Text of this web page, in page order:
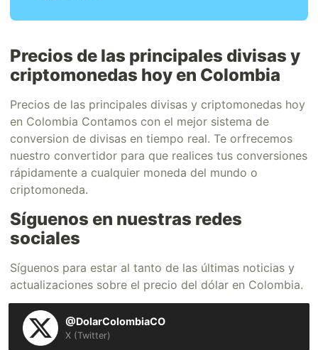
Precios de las principales divisas y
criptomonedas hoy en Colombia
Precios de las principales divisas y criptomonedas hoy
en Colombia Contamos con el mejor sistema de
conversion de divisas en tiempo real. Te orfrecemos
nuestro convertidor para que realices tus conversiones
rápidamente a cualquier moneda del mundo o
criptomoneda.
Síguenos en nuestras redes
sociales
Síguenos para estar al tanto de las últimas noticias y
actualizaciones sobre el precio del dólar en Colombia.
@DolarColombiaCO
X (Twitter)